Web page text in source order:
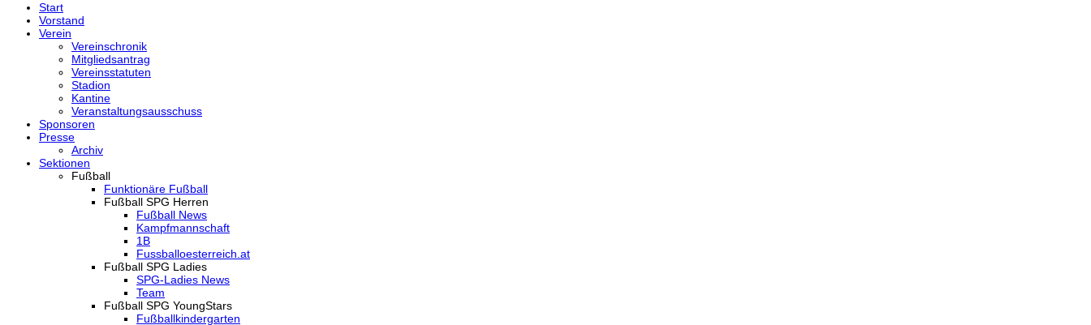
Start
Vorstand
Verein
Vereinschronik
Mitgliedsantrag
Vereinsstatuten
Stadion
Kantine
Veranstaltungsausschuss
Sponsoren
Presse
Archiv
Sektionen
Fußball
Funktionäre Fußball
Fußball SPG Herren
Fußball News
Kampfmannschaft
1B
Fussballoesterreich.at
Fußball SPG Ladies
SPG-Ladies News
Team
Fußball SPG YoungStars
Fußballkindergarten